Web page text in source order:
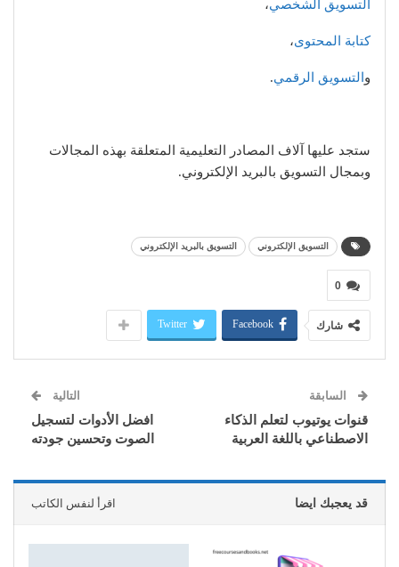
التسويق الشخصي،
كتابة المحتوى،
و التسويق الرقمي.
ستجد عليها آلاف المصادر التعليمية المتعلقة بهذه المجالات
وبمجال التسويق بالبريد الإلكتروني.
التسويق الإلكتروني التسويق بالبريد الإلكتروني
0
شارك Facebook
Twitter
السابقة
قنوات يوتيوب لتعلم الذكاء
الاصطناعي باللغة العربية
التالية
افضل الأدوات لتسجيل
الصوت وتحسين جودته
قد يعجبك ايضا اقرأ لنفس الكاتب